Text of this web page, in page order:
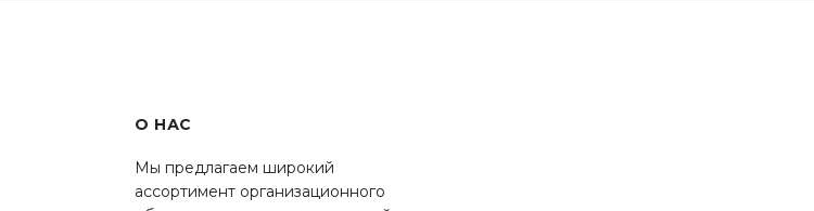
О НАС
Мы предлагаем широкий
ассортимент организационного